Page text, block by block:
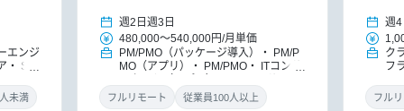
エンジ
SR
未満
週2日 週3日
480,000～540,000円/月単価
PM/PMO（パッケージ導入）
PM/P
MO（アプリ）
PM/PMO
ITコンサ
ント
パッケージ導入コンサルタント
フルリモート 従業員100人以上
週4
ク
フ
ラ
フル